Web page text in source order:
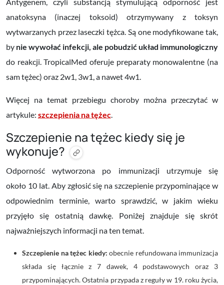
anatoksyna (inaczej toksoid) otrzymywany z toksyn
wytwarzanych przez laseczki tężca. Są one modyfikowane tak,
by nie wywołać infekcji, ale pobudzić układ immunologiczny
do reakcji. TropicalMed oferuje preparaty monowalentne (na
sam tężec) oraz 2w1, 3w1, a nawet 4w1.
Więcej na temat przebiegu choroby można przeczytać w
artykule: szczepienia na tężec.
Szczepienie na tężec kiedy się je
wykonuje?
Odporność wytworzona po immunizacji utrzymuje się
około 10 lat. Aby zgłosić się na szczepienie przypominające w
odpowiednim terminie, warto sprawdzić, w jakim wieku
przyjęło się ostatnią dawkę. Poniżej znajduje się skrót
najważniejszych informacji na ten temat.
Szczepienie na tężec kiedy: obecnie refundowana immunizacja
składa się łącznie z 7 dawek, 4 podstawowych oraz 3
przypominających. Ostatnia przypada z reguły w 19. roku życia,